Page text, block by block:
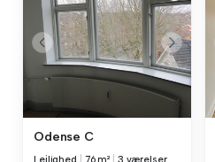
Odense C
Lejlighed 76 m² 3 værelser